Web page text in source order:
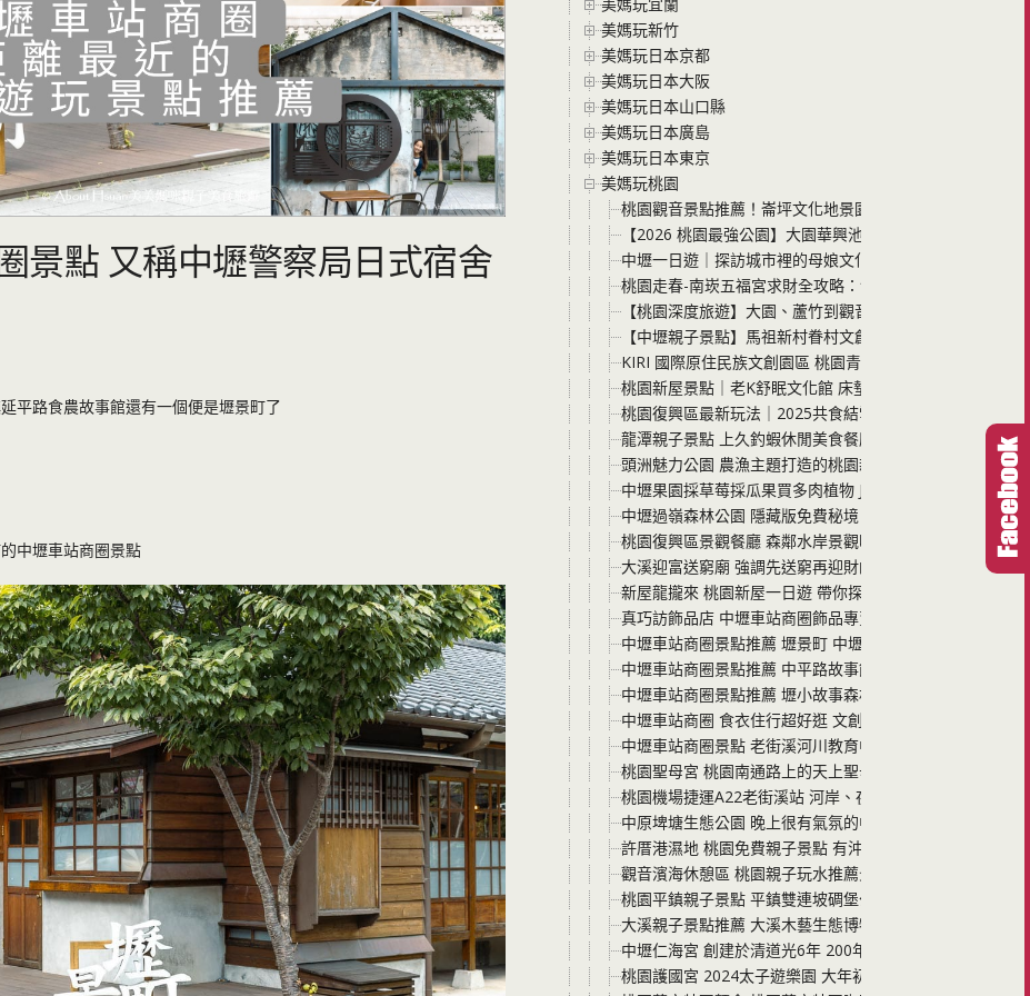
景點 又稱中壢警察局日式宿舍
平路食農故事館還有一個便是壢景町了
中壢車站商圈景點
美媽玩新竹
美媽玩日本京都
美媽玩日本大阪
美媽玩日本山口縣
美媽玩日本廣島
美媽玩日本東京
美媽玩桃園
桃園觀音景點推薦！崙坪文化地景園區免門票、超寬敞的
【2026 桃園最強公園】大園華興池生態埤塘公園：大人
中壢一日遊｜探訪城市裡的母娘文化「中壢慈惠堂」，慢
桃園走春-南崁五福宮求財全攻略：領開光錢母、摸天爐、
【桃園深度旅遊】大園、蘆竹到觀音：隱藏版美食與療癒
【中壢親子景點】馬祖新村眷村文創園區：免門票！畫畫
KIRI 國際原住民族文創園區 桃園青埔新景點 一起來探索全
桃園新屋景點｜老K舒眠文化館 床墊觀光工廠、好睡體驗
桃園復興區最新玩法｜2025共食結雪霧鬧× Takasan舊聚
龍潭親子景點 上久釣蝦休閒美食餐廳 龍潭首創自動旋轉
頭洲魅力公園 農漁主題打造的桃園新屋親子景點 免曬太
中壢果園採草莓採瓜果買多肉植物 J&W多肉過嶺草莓瓜果
中壢過嶺森林公園 隱藏版免費秘境！有四季花海、落羽松
桃園復興區景觀餐廳 森鄰水岸景觀咖啡館 真的不僅僅是復
大溪迎富送窮廟 強調先送窮再迎財的大溪景點 還有免費停
新屋龍攏來 桃園新屋一日遊 帶你探索新屋秘境 與蜜蜂親
真巧訪飾品店 中壢車站商圈飾品專賣店 耳洞鼻環肚臍環飾
中壢車站商圈景點推薦 壢景町 中壢城市故事群之一 中壢
中壢車站商圈景點推薦 中平路故事館 下車後能徒步抵達的
中壢車站商圈景點推薦 壢小故事森林 處處充滿了日式氛圍
中壢車站商圈 食衣住行超好逛 文創刀具、流行鞋店、眼鏡
中壢車站商圈景點 老街溪河川教育中心 美麗的老街溪畔
桃園聖母宮 桃園南通路上的天上聖母媽祖廟 廟前有整排壯
桃園機場捷運A22老街溪站 河岸、夜市、車站商圈沿線景
中原埤塘生態公園 晚上很有氣氛的中壢免費景點 適合情侶
許厝港濕地 桃園免費親子景點 有沖洗處有廁所 大片濕地生
觀音濱海休憩區 桃園親子玩水推薦景點 免費停車 來玩沙
桃園平鎮親子景點 平鎮雙連坡碉堡公園 有戰車、碉堡、崗
大溪親子景點推薦 大溪木藝生態博物館壹號館 免費參觀大
中壢仁海宮 創建於清道光6年 200年歷史的廟宇 大家的中
桃園護國宮 2024太子遊樂園 大年初一正式啟動 近20種遊